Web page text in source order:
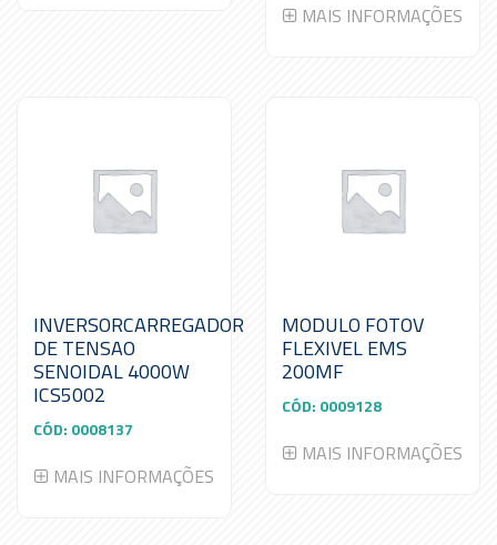
MAIS INFORMAÇÕES
INVERSORCARREGADOR
DE TENSAO
SENOIDAL 4000W
ICS5002
CÓD: 0008137
MAIS INFORMAÇÕES
MODULO FOTOV
FLEXIVEL EMS
200MF
CÓD: 0009128
MAIS INFORMAÇÕES